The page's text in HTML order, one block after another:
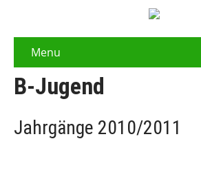
Menu
B-Jugend
Jahrgänge 2010/2011